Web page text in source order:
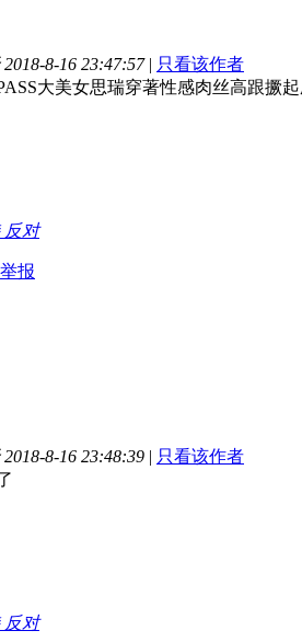
8-16 23:47:57 | 只看该作者
大美女思瑞穿著性感肉丝高跟撅
反对
举报
8-16 23:48:39 | 只看该作者
反对